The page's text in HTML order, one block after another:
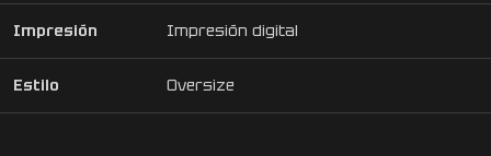
Impresión Impresión digital
Estilo Oversize